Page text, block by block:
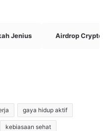
Jenius Airdrop Crypto
gaya hidup aktif
kebiasaan sehat